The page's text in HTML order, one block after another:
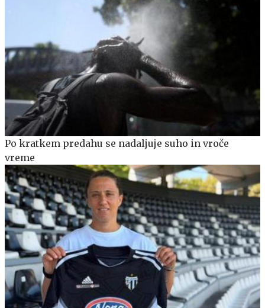
Po kratkem predahu se nadaljuje suho in vroče
vreme